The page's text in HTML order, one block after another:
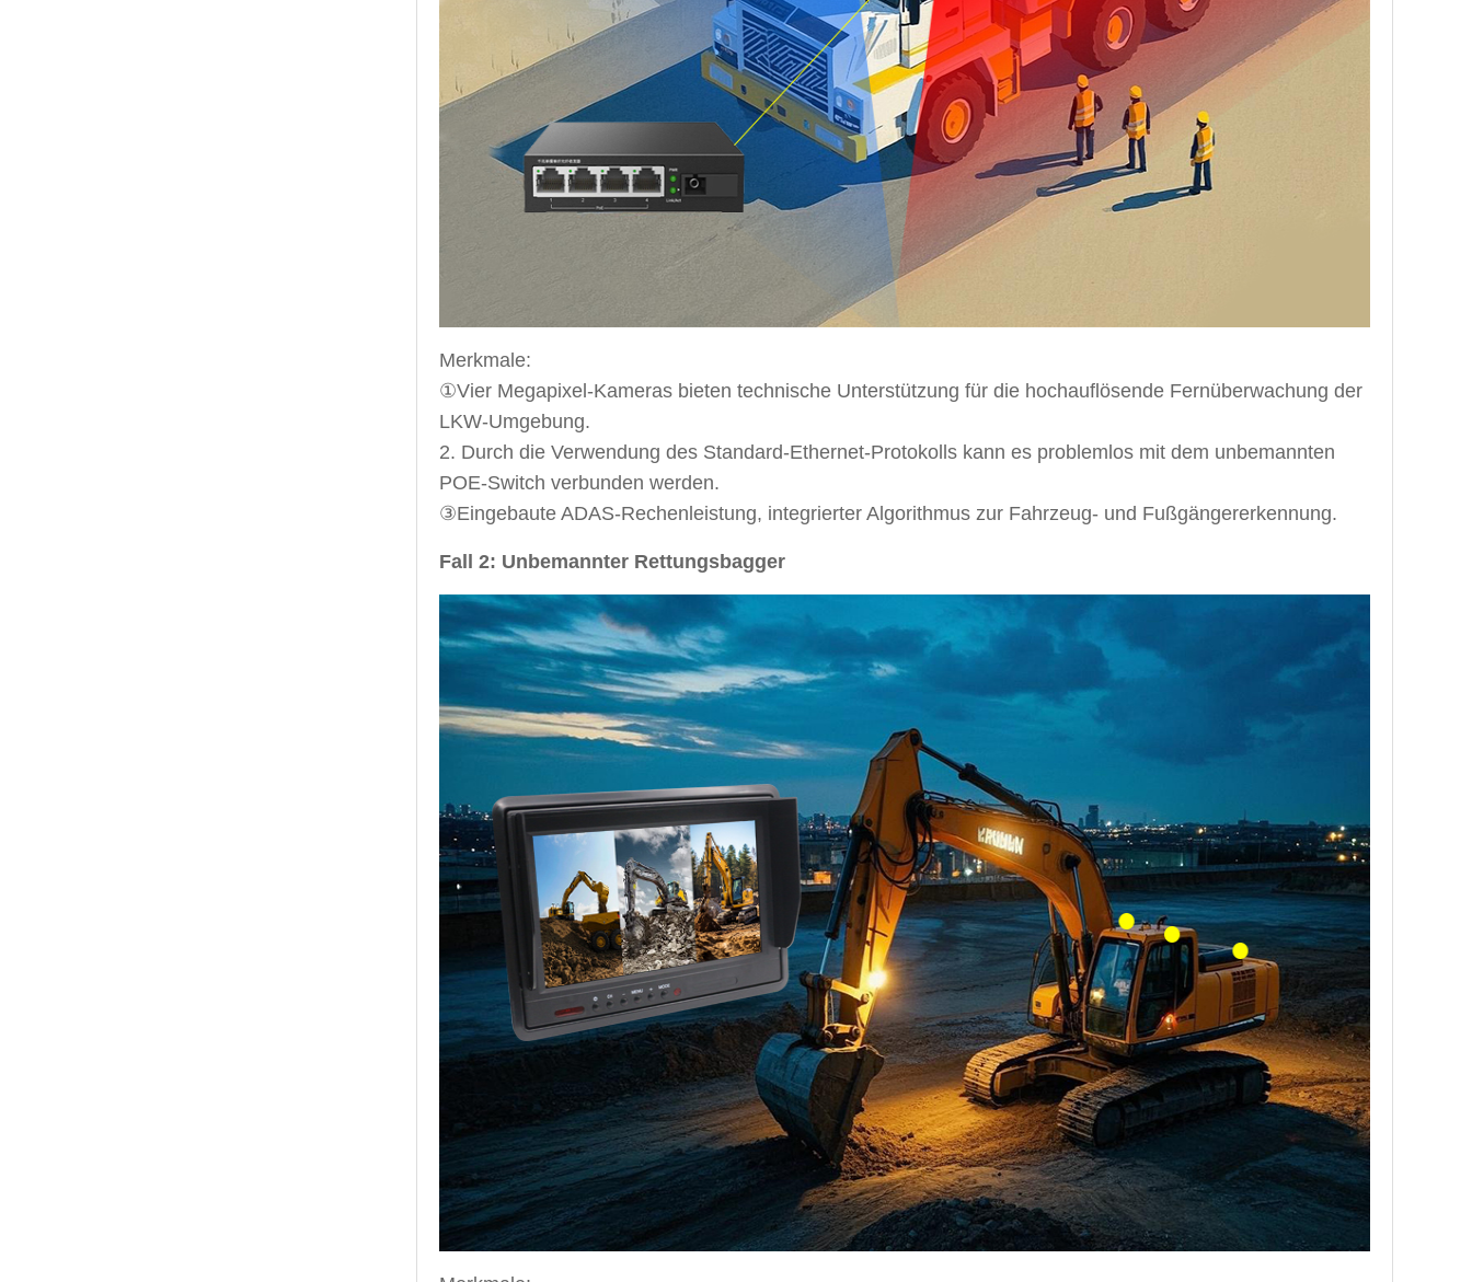
Merkmale:
①Vier Megapixel-Kameras bieten technische Unterstützung für die hochauflösende Fernüberwachung der
LKW-Umgebung.
2. Durch die Verwendung des Standard-Ethernet-Protokolls kann es problemlos mit dem unbemannten
POE-Switch verbunden werden.
③Eingebaute ADAS-Rechenleistung, integrierter Algorithmus zur Fahrzeug- und Fußgängererkennung.
Fall 2: Unbemannter Rettungsbagger